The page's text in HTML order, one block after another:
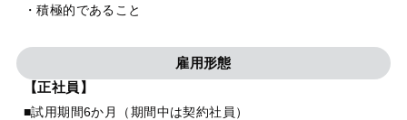
・積極的であること
雇用形態
【正社員】
■試用期間6か月（期間中は契約社員）